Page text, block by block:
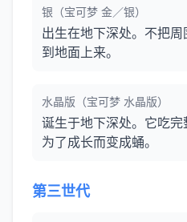
银（宝可梦 金／银）
出生在地下深处。不把
到地面上来。
水晶版（宝可梦 水晶版）
诞生于地下深处。它吃
为了成长而变成蛹。
第三世代